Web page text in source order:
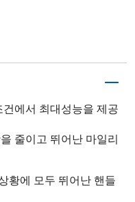
에서 최대성능을 제공
줄이고 뛰어난 마일리
황에 모두 뛰어난 핸들